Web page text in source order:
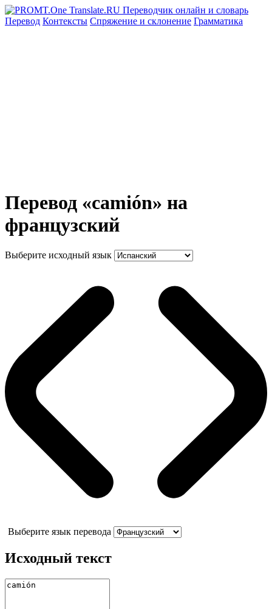
Перевод Контексты Спряжение и склонение Грамматика
Перевод «camión» на
французский
Выберите исходный язык
Выберите язык перевода
Исходный текст